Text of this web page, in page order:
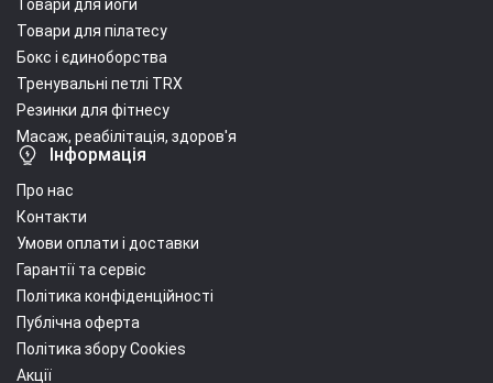
Товари для йоги
Товари для пілатесу
Бокс і єдиноборства
Тренувальні петлі TRX
Резинки для фітнесу
Масаж, реабілітація, здоров'я
Інформація
Про нас
Контакти
Умови оплати і доставки
Гарантії та сервіс
Політика конфіденційності
Публічна оферта
Політика збору Cookies
Акції